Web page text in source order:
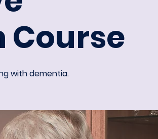
with dementia.